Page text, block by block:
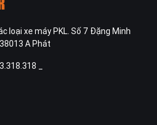
loại xe máy PKL. Số 7 Đặng Minh
A Phát
_